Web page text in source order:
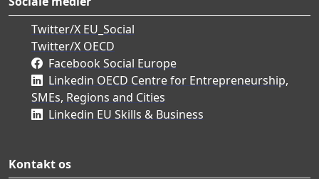
Twitter/X EU_Social
Twitter/X OECD
Facebook Social Europe
Linkedin OECD Centre for Entrepreneurship,
SMEs, Regions and Cities
Linkedin EU Skills & Business
Kontakt os